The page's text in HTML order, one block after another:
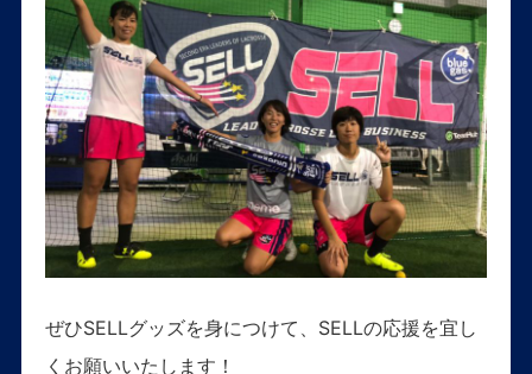
ぜひSELLグッズを身につけて、SELLの応援を宜し
くお願いいたします！